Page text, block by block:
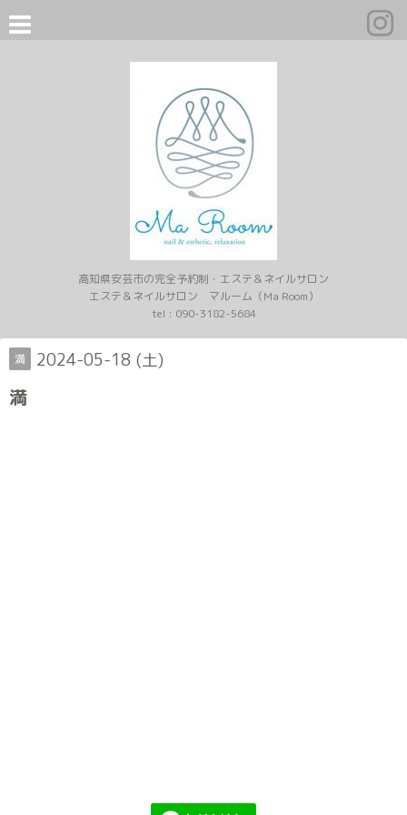
高知県安芸市の完全予約制・エステ＆ネイルサロン
エステ＆ネイルサロン マルーム（Ma Room）
tel : 090-3182-5684
満 2024-05-18 (土)
満